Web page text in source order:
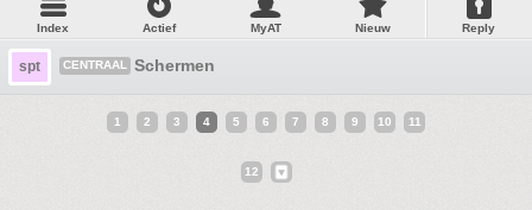
Index Actief MyAT Nieuw Reply
spt CENTRAAL Schermen
1 2 3 4 5 6 7 8 9 10 11
12